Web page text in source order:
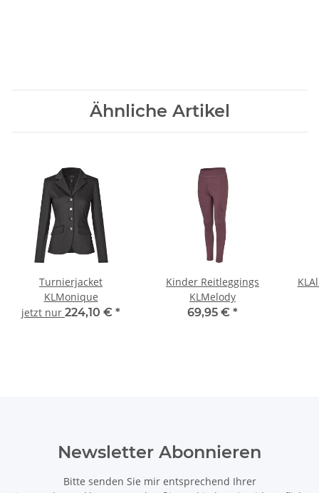
Ähnliche Artikel
Turnierjacket
KLMonique
jetzt nur 224,10 € *
Kinder Reitleggings
KLMelody
69,95 € *
Newsletter Abonnieren
Bitte senden Sie mir entsprechend Ihrer